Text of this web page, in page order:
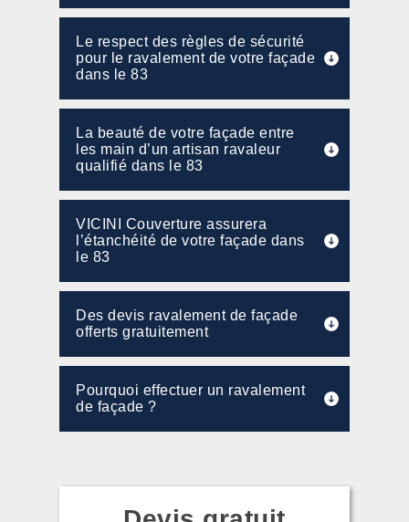
Le respect des règles de sécurité
pour le ravalement de votre façade
dans le 83
La beauté de votre façade entre
les main d’un artisan ravaleur
qualifié dans le 83
VICINI Couverture assurera
l’étanchéité de votre façade dans
le 83
Des devis ravalement de façade
offerts gratuitement
Pourquoi effectuer un ravalement
de façade ?